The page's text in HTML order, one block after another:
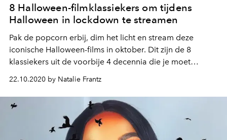
8 Halloween-filmklassiekers om tijdens
Halloween in lockdown te streamen
Pak de popcorn erbij, dim het licht en stream deze
iconische Halloween-films in oktober. Dit zijn de 8
klassiekers uit de voorbije 4 decennia die je moet
22.10.2020 by Natalie Frantz